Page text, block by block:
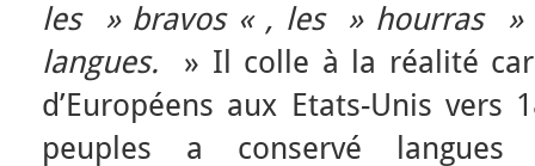
les » bravos « , les » hourras »
langues. » Il colle à la réalité
d’Européens aux Etats-Unis vers
peuples a conservé langues